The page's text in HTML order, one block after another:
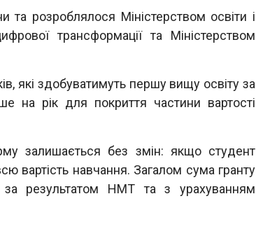
та розроблялося Міністерством освіти і
трансформації та Міністерством
які здобуватимуть першу вищу освіту за
на рік для покриття частини вартості
залишається без змін: якщо студент
вартість навчання. Загалом сума гранту
результатом НМТ та з урахуванням